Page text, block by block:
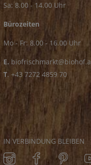
Sa: 8.00 - 14.00 Uhr
Bürozeiten
Mo - Fr: 8.00 - 16.00 Uhr
E.
T. +43 7272 4859 70
IN VERBINDUNG BLEIBEN